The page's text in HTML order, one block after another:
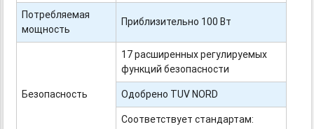
Потребляемая
мощность
Приблизительно 100 Вт
Безопасность
17 расширенных регулируемых
функций безопасности
Одобрено TUV NORD
Соответствует стандартам: